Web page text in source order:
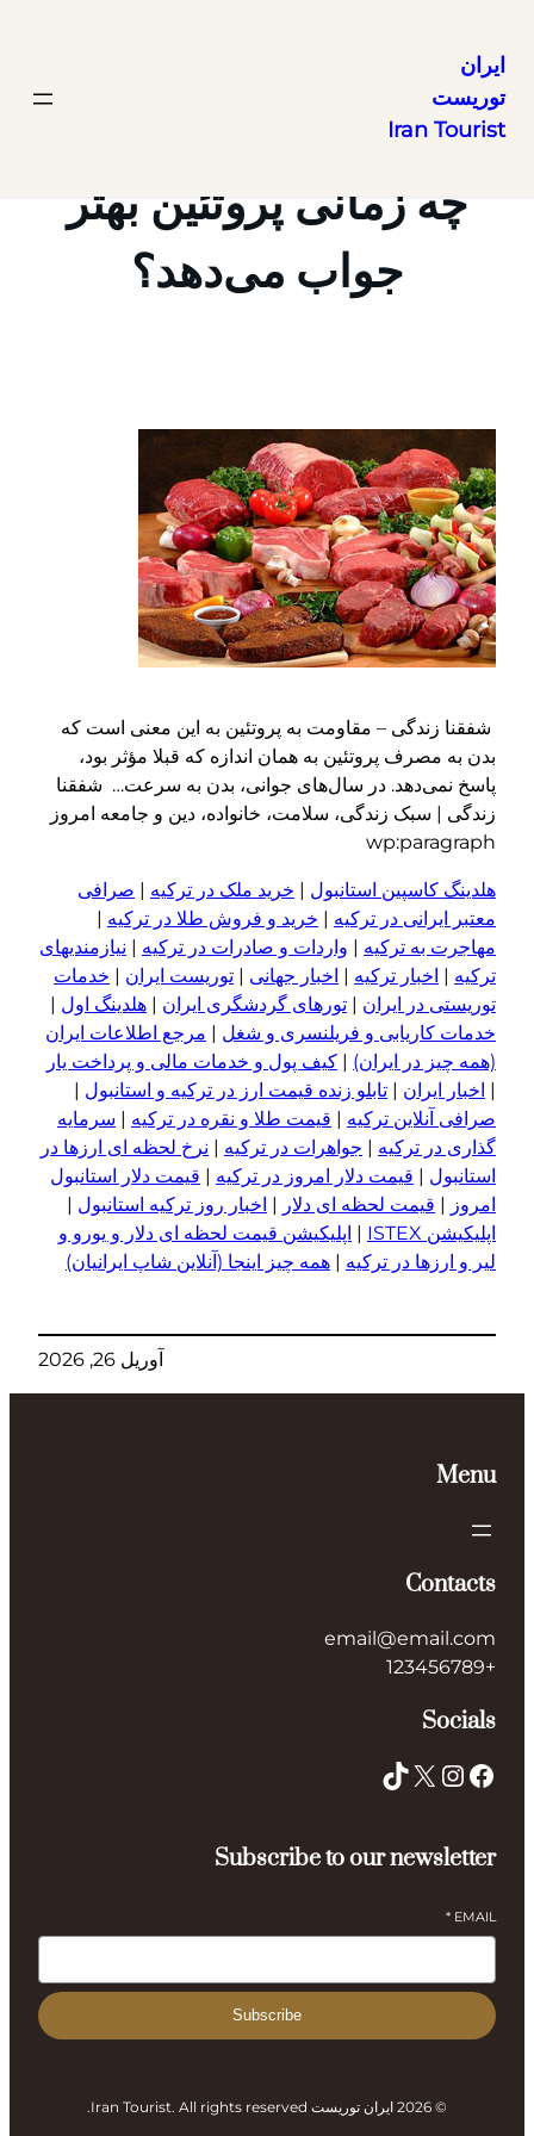
رفتن
ایران
توریست
Iran Tourist
چه زمانی پروتئین بهتر
جواب می‌دهد؟
شفقنا زندگی – مقاومت به پروتئین به این معنی است که
بدن به مصرف پروتئین به همان اندازه که قبلا مؤثر بود،
پاسخ نمی‌دهد. در سال‌های جوانی، بدن به سرعت… شفقنا
زندگی | سبک زندگی، سلامت، خانواده، دین و جامعه امروز
wp:paragraph
هلدینگ کاسپین استانبول | خرید ملک در ترکیه | صرافی
معتبر ایرانی در ترکیه | خرید و فروش طلا در ترکیه |
مهاجرت به ترکیه | واردات و صادرات در ترکیه | نیازمندیهای
ترکیه | اخبار ترکیه | اخبار جهانی | توریست ایران | خدمات
توریستی در ایران | تورهای گردشگری ایران | هلدینگ اول |
خدمات کاریابی و فریلنسری و شغل | مرجع اطلاعات ایران
(همه چیز در ایران) | کیف پول و خدمات مالی و پرداخت یار
| اخبار ایران | تابلو زنده قیمت ارز در ترکیه و استانبول |
صرافی آنلاین ترکیه | قیمت طلا و نقره در ترکیه | سرمایه
گذاری در ترکیه | جواهرات در ترکیه | نرخ لحظه ای ارزها در
استانبول | قیمت دلار امروز در ترکیه | قیمت دلار استانبول
امروز | قیمت لحظه ای دلار | اخبار روز ترکیه استانبول |
اپلیکیشن ISTEX
| اپلیکیشن قیمت لحظه ای دلار و یورو و
لیر و ار زها در ترکیه | همه چیز اینجا (آنلاین شاپ ایرانیان)
آوریل 26, 2026
Menu
Contacts
email@email.com
+123456789
Socials
Facebook
Instagram
X
TikTok
Subscribe to our newsletter
EMAIL
*
Subscribe
© 2026 ایران توریست Iran Tourist. All rights reserved.